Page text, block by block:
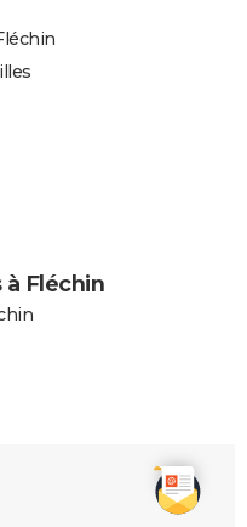
Fléchin